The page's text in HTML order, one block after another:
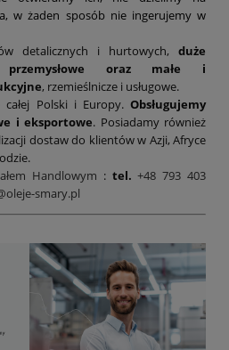
w żaden sposób nie ingerujemy w
detalicznych i hurtowych, duże
przemysłowe oraz małe i
, rzemieślnicze i usługowe.
całej Polski i Europy. Obsługujemy
i eksportowe. Posiadamy również
dostaw do klientów w Azji, Afryce
Handlowym : tel.+48 793 403
smary.pl